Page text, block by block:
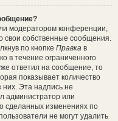
модератором конференции,
свои собственные сообщения.
по кнопке Правка в
в течение ограниченного
ответил на сообщение, то
показывает количество
них. Эта надпись не
администратор или
сделанных изменениях по
не могут удалить